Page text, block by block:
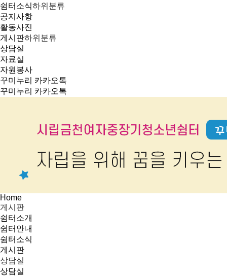
쉼터소식하위분류
공지사항
활동사진
게시판하위분류
상담실
자료실
자원봉사
꾸미누리 카카오톡
꾸미누리 카카오톡
Home
게시판
쉼터소개
쉼터안내
쉼터소식
게시판
상담실
상담실